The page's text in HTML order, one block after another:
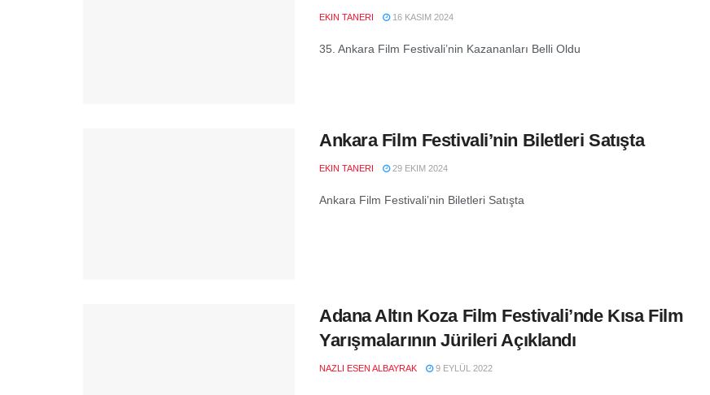
EKIN TANERI 16 KASIM 2024
35. Ankara Film Festivali’nin Kazananları Belli Oldu
Ankara Film Festivali’nin Biletleri Satışta
EKIN TANERI 29 EKIM 2024
Ankara Film Festivali’nin Biletleri Satışta
Adana Altın Koza Film Festivali’nde Kısa Film
Yarışmalarının Jürileri Açıklandı
NAZLI ESEN ALBAYRAK 9 EYLÜL 2022